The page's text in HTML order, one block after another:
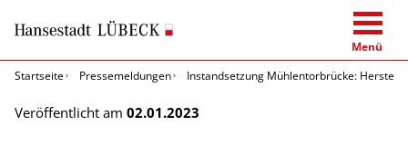
Menü
Startseite
Pressemeldungen Instandsetzung Mühlentorbrücke:
Veröffentlicht am 02.01.2023